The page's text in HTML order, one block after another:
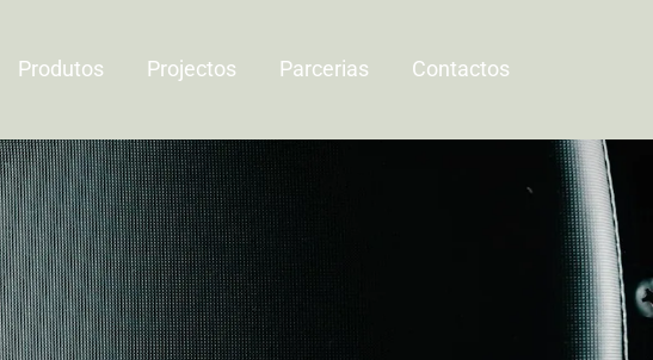
Produtos Projectos Parcerias Contactos